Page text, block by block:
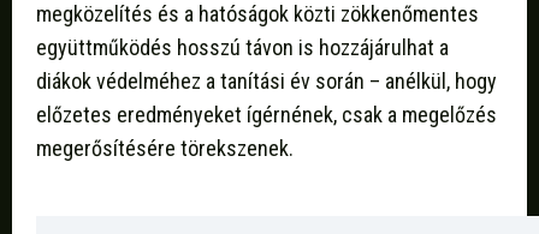
megközelítés és a hatóságok közti zökkenőmentes
együttműködés hosszú távon is hozzájárulhat a
diákok védelméhez a tanítási év során – anélkül, hogy
előzetes eredményeket ígérnének, csak a megelőzés
megerősítésére törekszenek.